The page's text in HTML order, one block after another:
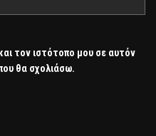
τον ιστότοπο μου σε αυτόν
θα σχολιάσω.